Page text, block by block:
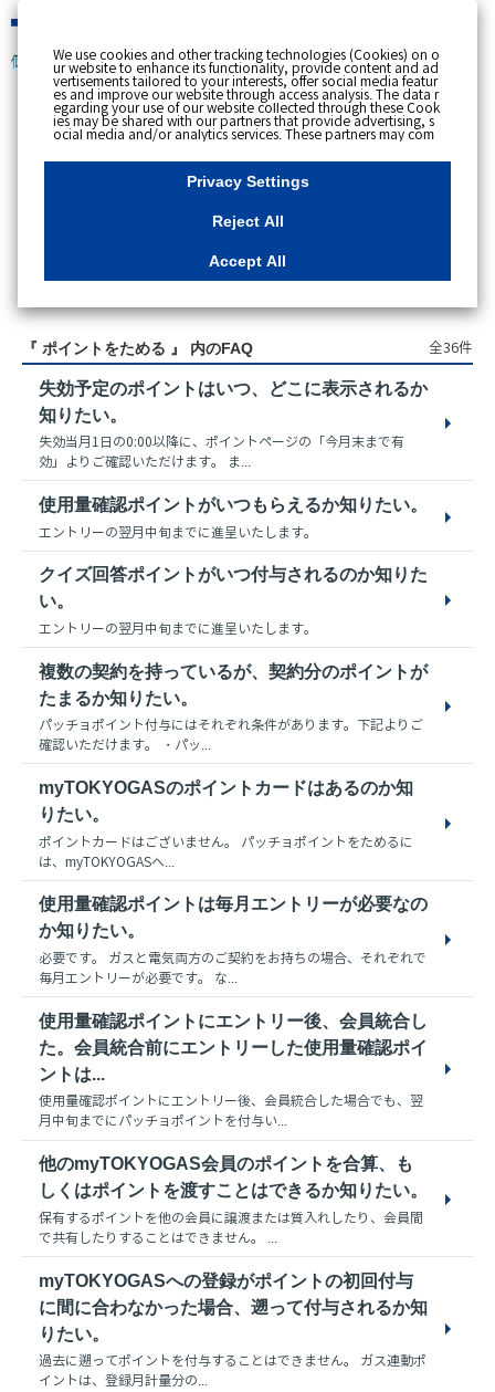
個人のお客さま
スペースで区切って複数語検索が可能です。
例：電気 料金 支払状況
アクセス数順
『 ポイントをためる 』 内のFAQ 全36件
失効予定のポイントはいつ、どこに表示されるか
知りたい。
失効当月1日の0:00以降に、ポイントページの「今月末まで有
効」よりご確認いただけます。 ま...
使用量確認ポイントがいつもらえるか知りたい。
エントリーの翌月中旬までに進呈いたします。
クイズ回答ポイントがいつ付与されるのか知りた
い。
エントリーの翌月中旬までに進呈いたします。
複数の契約を持っているが、契約分のポイントが
たまるか知りたい。
パッチョポイント付与にはそれぞれ条件があります。下記よりご
確認いただけます。 ・パッ...
myTOKYOGASのポイントカードはあるのか知
りたい。
ポイントカードはございません。 パッチョポイントをためるに
は、myTOKYOGASへ...
使用量確認ポイントは毎月エントリーが必要なの
か知りたい。
必要です。 ガスと電気両方のご契約をお持ちの場合、それぞれで
毎月エントリーが必要です。 な...
使用量確認ポイントにエントリー後、会員統合し
た。会員統合前にエントリーした使用量確認ポイ
ントは...
使用量確認ポイントにエントリー後、会員統合した場合でも、翌
月中旬までにパッチョポイントを付与い...
他のmyTOKYOGAS会員のポイントを合算、も
しくはポイントを渡すことはできるか知りたい。
保有するポイントを他の会員に譲渡または質入れしたり、会員間
で共有したりすることはできません。 ...
myTOKYOGASへの登録がポイントの初回付与
に間に合わなかった場合、遡って付与されるか知
りたい。
過去に遡ってポイントを付与することはできません。 ガス連動ポ
イントは、登録月計量分の...
We use cookies and other tracking technologies (Cookies) on o
ur website to enhance its functionality, provide content and ad
vertisements tailored to your interests, offer social media featur
es and improve our website through access analysis. The data r
egarding your use of our website collected through these Cook
ies may be shared with our partners that provide advertising, s
ocial media and/or analytics services. These partners may com
bine the data shared by us with other data that you have provi
ded to them or that they have collected from your use of their s
ervices or other websites to analyse and optimise advertisemen
ts delivered to you by businesses other than us on the internet.
essary Cookies, please click "Reject All". If you agree to the use
of all Cookies, please click "Accept All". To select your preferen
u can change your consent or rejection settings at any time by c
"Privacy Settings"button on this banner or through y
our browser's "Settings". For more information regarding the pr
site, please refer to the link below.Cookies DetailsPrivacy Polic
y
Privacy Settings
Reject All
Accept All